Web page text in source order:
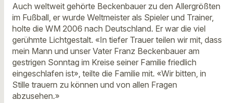
Auch weltweit gehörte Beckenbauer zu den Allergrößten
im Fußball, er wurde Weltmeister als Spieler und Trainer,
holte die WM 2006 nach Deutschland. Er war die viel
gerühmte Lichtgestalt. «In tiefer Trauer teilen wir mit, dass
mein Mann und unser Vater Franz Beckenbauer am
gestrigen Sonntag im Kreise seiner Familie friedlich
eingeschlafen ist», teilte die Familie mit. «Wir bitten, in
Stille trauern zu können und von allen Fragen
abzusehen.»